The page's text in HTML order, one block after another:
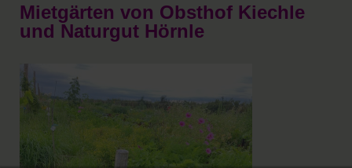
Mietgärten von Obsthof Kiechle
und Naturgut Hörnle